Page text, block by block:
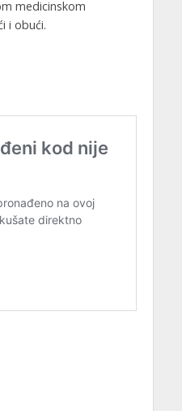
medicinskom
i obući.